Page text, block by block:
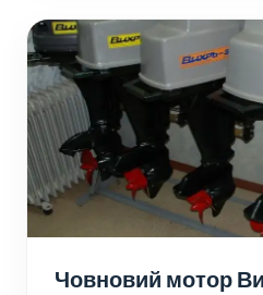
Човновий мотор